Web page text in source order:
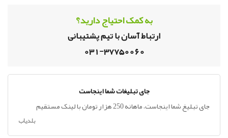
به کمک احتیاج دارید؟
ارتباط آسان با تیم پشتیبانی
031-37750060
جای تبلیغات شما اینجاست
جای تبلیغ شما اینجاست، ماهانه 250 هزار تومان با لینک مستقیم
بلدیاب